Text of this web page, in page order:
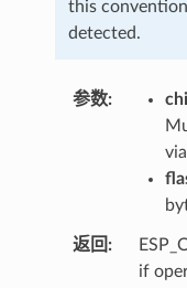
this
detected.
参数
返回
if